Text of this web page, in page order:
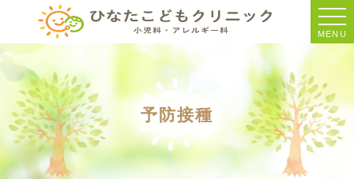
MENU
予防接種